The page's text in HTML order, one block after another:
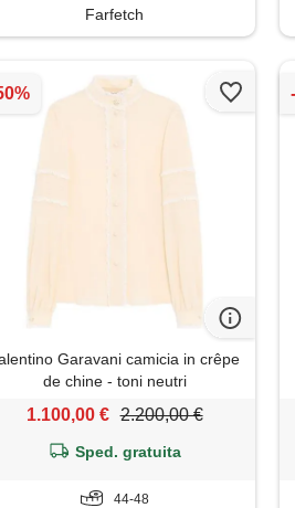
Farfetch
Garavani camicia in crêpe
de chine - toni neutri
1.100,00 € 2.200,00 €
Sped. gratuita
44-48